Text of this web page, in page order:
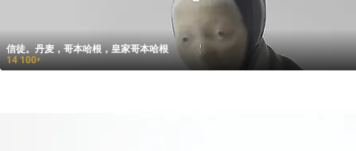
信徒。丹麦，哥本哈根，皇家哥本哈根
14 100₽